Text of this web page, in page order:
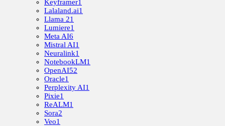
Keyframer1
Lalaland.ai1
Llama 21
Lumiere1
Meta AI6
Mistral AI1
Neuralink1
NotebookLM1
OpenAI52
Oracle1
Perplexity AI1
Pixie1
ReALM1
Sora2
Veo1